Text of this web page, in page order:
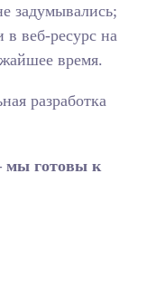
задумывались;
веб-ресурс на
время.
разработка
мы готовы к